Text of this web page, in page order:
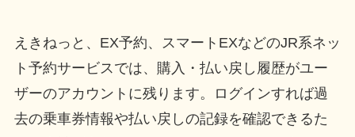
えきねっと、EX予約、スマートEXなどのJR系ネッ
ト予約サービスでは、購入・払い戻し履歴がユー
ザーのアカウントに残ります。ログインすれば過
去の乗車券情報や払い戻しの記録を確認できるた